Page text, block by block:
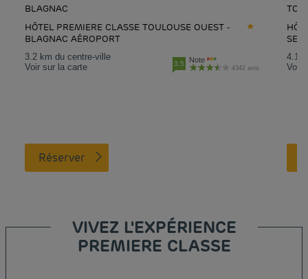
BLAGNAC
HÔTEL PREMIERE CLASSE TOULOUSE OUEST -
BLAGNAC AÉROPORT
3.2 km du centre-ville
Voir sur la carte
3.5 Note
4342 avis
Réserver
4.1
Voir
VIVEZ L'EXPÉRIENCE
PREMIERE CLASSE